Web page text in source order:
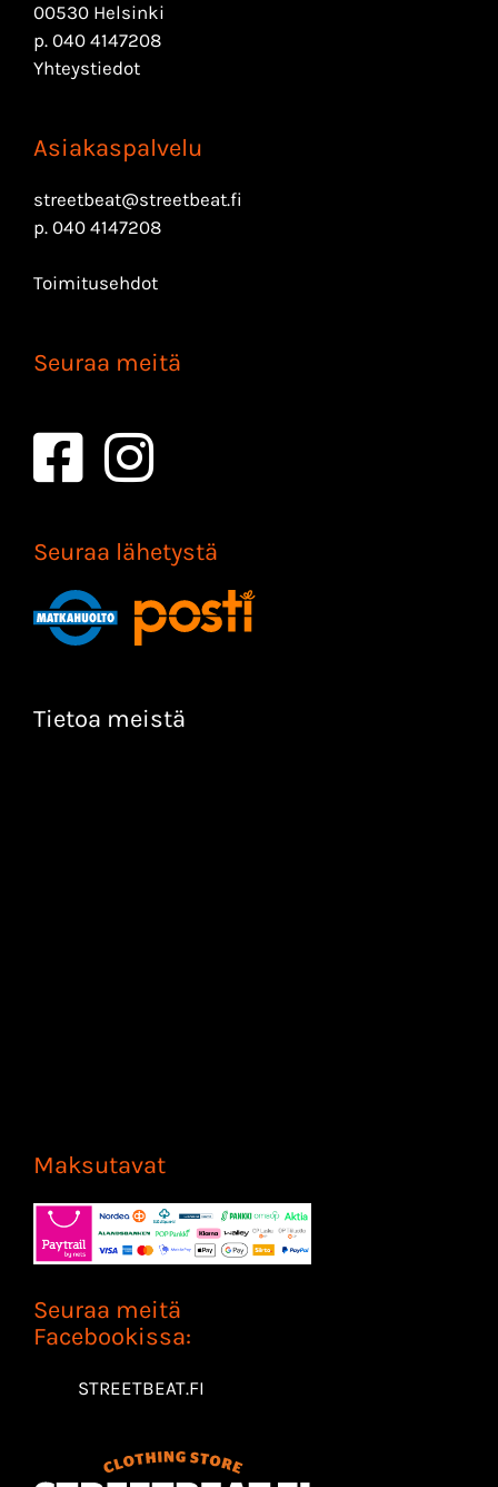
00530 Helsinki
p. 040 4147208
Yhteystiedot
Asiakaspalvelu
streetbeat@streetbeat.fi
p. 040 4147208
Toimitusehdot
Seuraa meitä
Seuraa lähetystä
Tietoa meistä
Maksutavat
Seuraa meitä
Facebookissa:
STREETBEAT.FI